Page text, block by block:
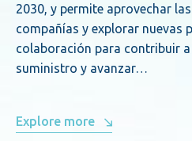
2030, y permite aprovechar
compañías y explorar nuevas
colaboración para contribuir
suministro y avanzar…
Explore more